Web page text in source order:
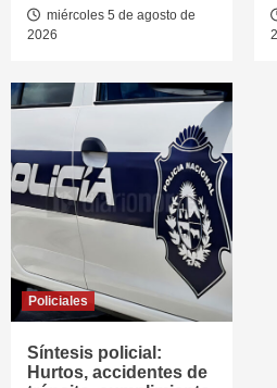
miércoles 5 de agosto de
2026
Policiales
Síntesis policial:
Hurtos, accidentes de